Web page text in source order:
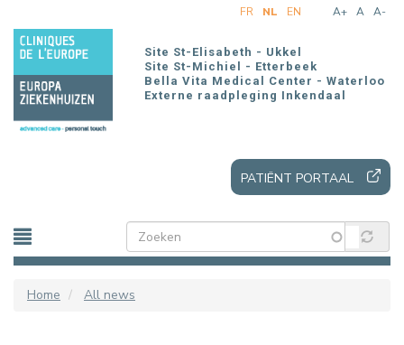
en
naar
inhoud
gaan
A+ A A-
FR NL EN
Site St-Elisabeth - Ukkel
Site St-Michiel - Etterbeek
Bella Vita Medical Center - Waterloo
Externe raadpleging Inkendaal
PATIËNT PORTAAL
Home All news